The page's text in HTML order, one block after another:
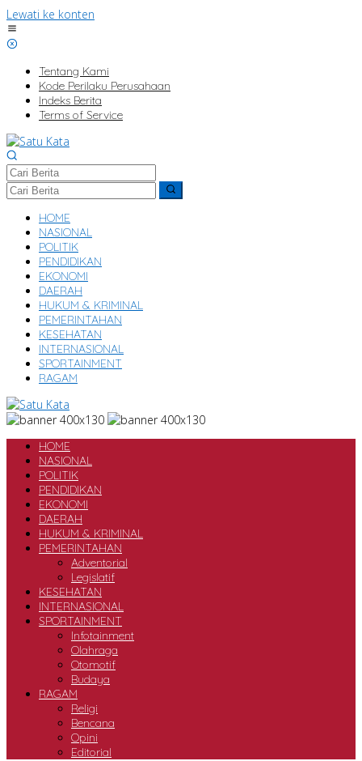
Lewati ke konten
Tentang Kami
Kode Perilaku Perusahaan
Indeks Berita
Terms of Service
HOME
NASIONAL
POLITIK
PENDIDIKAN
EKONOMI
DAERAH
HUKUM & KRIMINAL
PEMERINTAHAN
KESEHATAN
INTERNASIONAL
SPORTAINMENT
RAGAM
HOME
NASIONAL
POLITIK
PENDIDIKAN
EKONOMI
DAERAH
HUKUM & KRIMINAL
PEMERINTAHAN
Adventorial
Legislatif
KESEHATAN
INTERNASIONAL
SPORTAINMENT
Infotainment
Olahraga
Otomotif
Budaya
RAGAM
Religi
Bencana
Opini
Editorial